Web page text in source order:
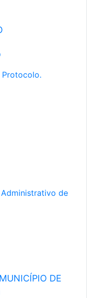
Protocolo.
de
DE